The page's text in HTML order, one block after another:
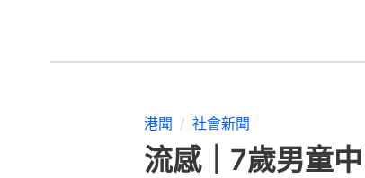
港聞 社會新聞
流感｜7歲男童